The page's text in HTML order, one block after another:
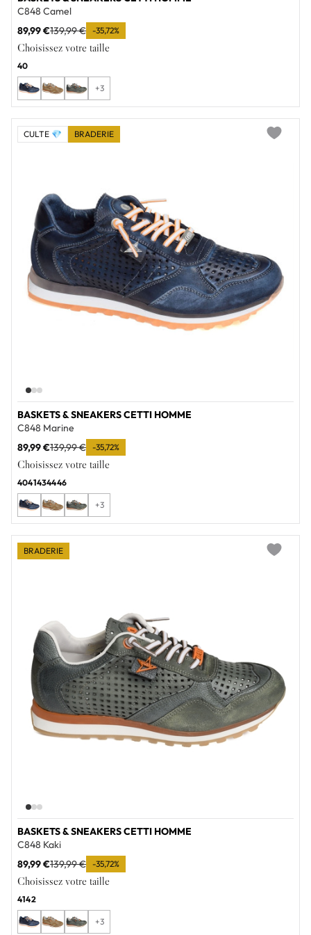
C848 Camel
89,99 €139,99 € -35,72%
Choisissez votre taille
40
+3
BASKETS & SNEAKERS CETTI HOMME
C848 Marine
89,99 €139,99 € -35,72%
Choisissez votre taille
4041434446
+3
CULTE 💎 BRADERIE
BASKETS & SNEAKERS CETTI HOMME
C848 Kaki
89,99 €139,99 € -35,72%
Choisissez votre taille
4142
+3
BRADERIE